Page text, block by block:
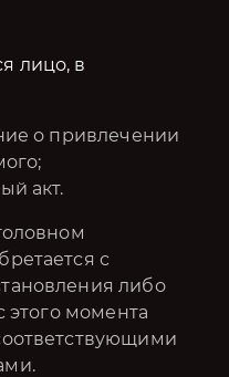
лицо, в
о привлечении
акт.
с
либо
этого момента